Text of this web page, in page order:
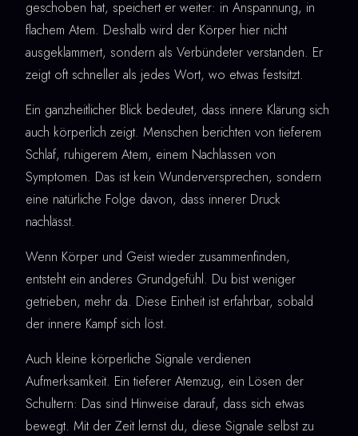
geschoben hat, speichert er weiter: in Anspannung, in
flachem Atem. Deshalb wird der Körper hier nicht
ausgeklammert, sondern als Verbündeter verstanden. Er
zeigt oft schneller als jedes Wort, wo etwas festsitzt.
Ein ganzheitlicher Blick bedeutet, dass innere Klärung sich
auch körperlich zeigt. Menschen berichten von tieferem
Schlaf, ruhigerem Atem, einem Nachlassen von
Symptomen. Das ist kein Wunderversprechen, sondern
eine natürliche Folge davon, dass innerer Druck
nachlässt.
Wenn Körper und Geist wieder zusammenfinden,
entsteht ein anderes Grundgefühl. Du bist weniger
getrieben, mehr da. Diese Einheit ist erfahrbar, sobald
der innere Kampf sich löst.
Auch kleine körperliche Signale verdienen
Aufmerksamkeit. Ein tieferer Atemzug, ein Lösen der
Schultern: Das sind Hinweise darauf, dass sich etwas
bewegt. Mit der Zeit lernst du, diese Signale selbst zu